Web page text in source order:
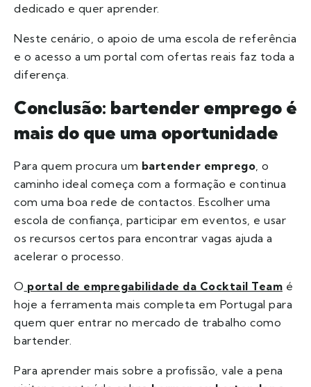
dedicado e quer aprender.
Neste cenário, o apoio de uma escola de referência
e o acesso a um portal com ofertas reais faz toda a
diferença.
Conclusão: bartender emprego é
mais do que uma oportunidade
Para quem procura um bartender emprego, o
caminho ideal começa com a formação e continua
com uma boa rede de contactos. Escolher uma
escola de confiança, participar em eventos, e usar
os recursos certos para encontrar vagas ajuda a
acelerar o processo.
O portal de empregabilidade da Cocktail Team é
hoje a ferramenta mais completa em Portugal para
quem quer entrar no mercado de trabalho como
bartender.
Para aprender mais sobre a profissão, vale a pena